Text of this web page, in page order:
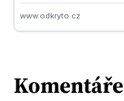
Komentáře